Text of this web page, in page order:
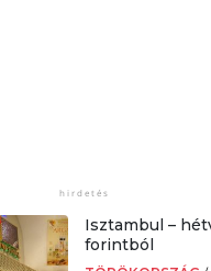
Isztambul –
forintból